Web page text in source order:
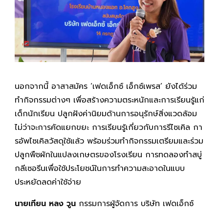
นอกจากนี้ อาสาสมัคร ‘เฟดเอ็กซ์ เอ็กซ์เพรส’ ยังได้ร่วม
ทำกิจกรรมต่างๆ เพื่อสร้างความตระหนักและการเรียนรู้แก่
เด็กนักเรียน ปลูกฝังค่านิยมด้านการอนุรักษ์สิ่งแวดล้อม
ไม่ว่าจะการคัดแยกขยะ การเรียนรู้เกี่ยวกับการรีไซเคิล กา
รอัพไซเคิลวัสดุใช้แล้ว พร้อมร่วมทำกิจกรรมเตรียมและร่วม
ปลูกพืชผักในแปลงเกษตรของโรงเรียน การทดลองทำสบู่
กลีเซอรีนเพื่อใช้ประโยชน์ในการทำความสะอาดในแบบ
ประหยัดลดค่าใช้จ่าย
นายเทียน หลง วูน กรรมการผู้จัดการ บริษัท เฟดเอ็กซ์